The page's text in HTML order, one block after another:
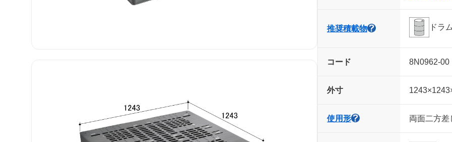
推奨積載物 ドラ
コード 8N0962-00
外寸
使用形 両面二方差